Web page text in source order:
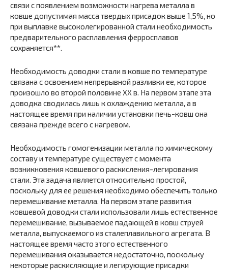
связи с появлением возможности нагрева металла в
ковше допустимая масса твердых присадок выше 1,5%, но
при выплавке высоколегированной стали необходимость
предварительного расплавления ферросплавов
сохраняется**.
Необходимость доводки стали в ковше по температуре
связана с освоением непрерывной разливки ее, которое
произошло во второй половине XX в. На первом этапе эта
доводка сводилась лишь к охлаждению металла, а в
настоящее время при наличии установки печь-ковш она
связана прежде всего с нагревом.
Необходимость гомогенизации металла по химическому
составу и температуре существует с момента
возникновения ковшевого раскисления-легирования
стали. Эта задача является относительно простой,
поскольку для ее решения необходимо обеспечить только
перемешивание металла. На первом этапе развития
ковшевой доводки стали использовали лишь естественное
перемешивание, вызываемое падающей в ковш струей
металла, выпускаемого из сталеплавильного агрегата. В
настоящее время часто этого естественного
перемешивания оказывается недостаточно, поскольку
некоторые раскисляющие и легирующие присадки